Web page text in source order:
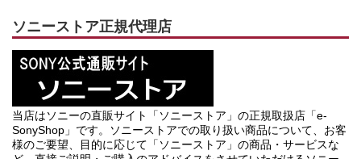
ソニーストア正規代理店
当店はソニーの直販サイト「ソニーストア」の正規取扱店「e-
SonyShop」です。ソニーストアでの取り扱い商品について、お客
様のご要望、目的に応じて「ソニーストア」の商品・サービスな